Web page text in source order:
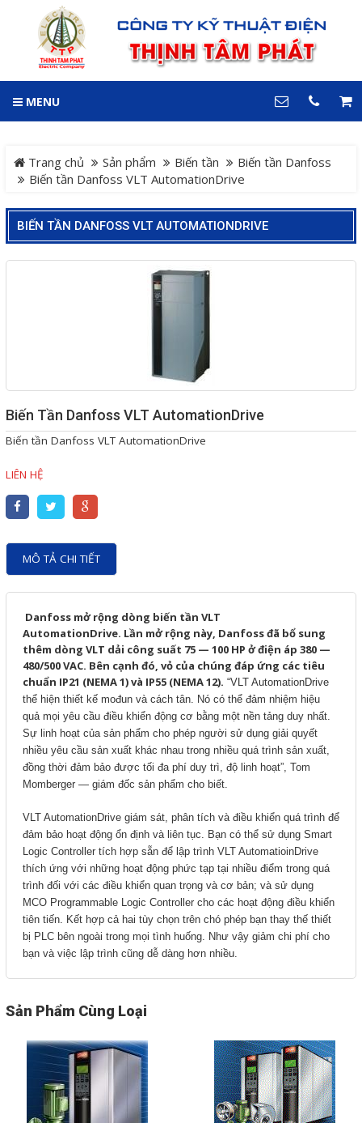
MENU
Trang chủ Sản phẩm Biến tần
Biến tần Danfoss
Biến tần Danfoss VLT AutomationDrive
BIẾN TẦN DANFOSS VLT AUTOMATIONDRIVE
Biến Tần Danfoss VLT AutomationDrive
Biến tần Danfoss VLT AutomationDrive
LIÊN HỆ
MÔ TẢ CHI TIẾT
Danfoss mở rộng dòng biến tần VLT
AutomationDrive. Lần mở rộng này, Danfoss đã bổ sung
thêm dòng VLT dải công suất 75 — 100 HP ở điện áp 380 —
480/500 VAC. Bên cạnh đó, vỏ của chúng đáp ứng các tiêu
chuẩn IP21 (NEMA 1) và IP55 (NEMA 12). “VLT AutomationDrive
thể hiện thiết kế mođun và cách tân. Nó có thể đảm nhiệm hiệu
quả mọi yêu cầu điều khiển động cơ bằng một nền tảng duy nhất.
Sự linh hoạt của sản phẩm cho phép người sử dụng giải quyết
nhiều yêu cầu sản xuất khác nhau trong nhiều quá trình sản xuất,
đồng thời đảm bảo được tối đa phí duy trì, độ linh hoạt”, Tom
Momberger — giám đốc sản phẩm cho biết.
VLT AutomationDrive giám sát, phân tích và điều khiển quá trình để
đảm bảo hoạt động ổn định và liên tục. Bạn có thể sử dụng Smart
Logic Controller tích hợp sẵn để lập trình VLT AutomatioinDrive
thích ứng với những hoạt động phức tạp tại nhiều điểm trong quá
trình đối với các điều khiển quan trọng và cơ bản; và sử dụng
MCO Programmable Logic Controller cho các hoạt động điều khiển
tiên tiến. Kết hợp cả hai tùy chọn trên chó phép bạn thay thế thiết
bị PLC bên ngoài trong mọi tình huống. Như vậy giảm chi phí cho
bạn và việc lập trình cũng dễ dàng hơn nhiều.
Sản Phẩm Cùng Loại
Trang chủ
Sản phẩm
Hệ Thống Cảnh Báo An
Giải pháp quản lý bằng mã
vạch
Bảng LED điện tử
Bảng điện tử năng suất
Bảng Led hiển thị nhiệt độ
Đồng hồ thời gian thực
Màn hình cảm ứng HMI
PLC - Bộ lập trình PLC
Biến tần
Máy tính công nghiệp
Motor Servo / Driver Servo
Cáp lập trình PLC - HMI -
Servo
Cân Điện Tử
Thiết bị thu thập dữ liệu,
truyền và lưu trữ dữ liệu
Thiết bị điều khiển và giám
sát
Thiết bị cảnh báo
Bộ điều khiển nhiệt độ
Bộ đếm - Bộ hẹn giờ
Đồng hồ đo đa năng
Phụ kiện lắp tủ điện
GIỎ HÀNG
LIÊN HỆ
Hotline
0909 199 102
Địa chỉ
64 đường 24, KDC Hiệp
COPYRIGHT 2018. ALL RIGHTS RESERVED